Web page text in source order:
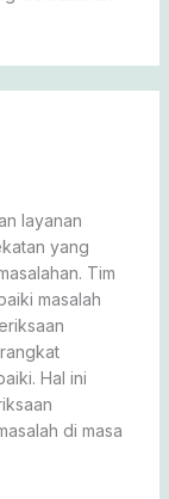
layanan
yang
Tim
masalah
Hal ini
di masa